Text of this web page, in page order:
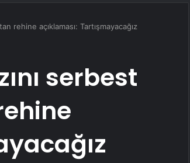
rehine açıklaması: Tartışmayacağız
serbest